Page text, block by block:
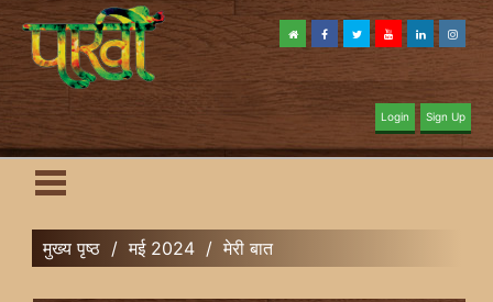
Login Sign Up
मुख्य पृष्ठ / मई 2024 / मेरी बात